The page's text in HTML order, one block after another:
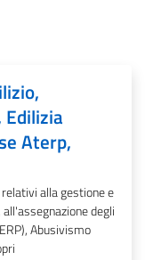
Edilizia
Aterp,
alla gestione e
degli
Abusivismo